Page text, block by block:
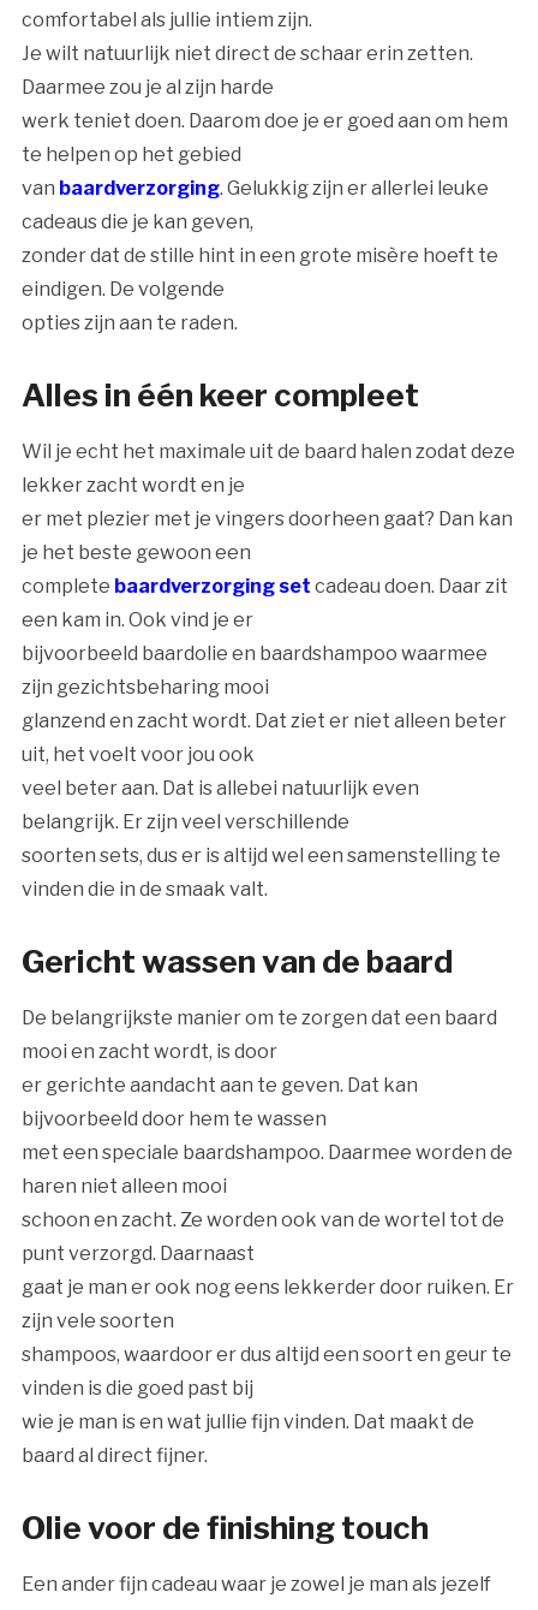
comfortabel als jullie intiem zijn.
Je wilt natuurlijk niet direct de schaar erin zetten.
Daarmee zou je al zijn harde
werk teniet doen. Daarom doe je er goed aan om hem
te helpen op het gebied
van baardverzorging. Gelukkig zijn er allerlei leuke
cadeaus die je kan geven,
zonder dat de stille hint in een grote misère hoeft te
eindigen. De volgende
opties zijn aan te raden.
Alles in één keer compleet
Wil je echt het maximale uit de baard halen zodat deze
lekker zacht wordt en je
er met plezier met je vingers doorheen gaat? Dan kan
je het beste gewoon een
complete baardverzorging set cadeau doen. Daar zit
een kam in. Ook vind je er
bijvoorbeeld baardolie en baardshampoo waarmee
zijn gezichtsbeharing mooi
glanzend en zacht wordt. Dat ziet er niet alleen beter
uit, het voelt voor jou ook
veel beter aan. Dat is allebei natuurlijk even
belangrijk. Er zijn veel verschillende
soorten sets, dus er is altijd wel een samenstelling te
vinden die in de smaak valt.
Gericht wassen van de baard
De belangrijkste manier om te zorgen dat een baard
mooi en zacht wordt, is door
er gerichte aandacht aan te geven. Dat kan
bijvoorbeeld door hem te wassen
met een speciale baardshampoo. Daarmee worden de
haren niet alleen mooi
schoon en zacht. Ze worden ook van de wortel tot de
punt verzorgd. Daarnaast
gaat je man er ook nog eens lekkerder door ruiken. Er
zijn vele soorten
shampoos, waardoor er dus altijd een soort en geur te
vinden is die goed past bij
wie je man is en wat jullie fijn vinden. Dat maakt de
baard al direct fijner.
Olie voor de finishing touch
Een ander fijn cadeau waar je zowel je man als jezelf